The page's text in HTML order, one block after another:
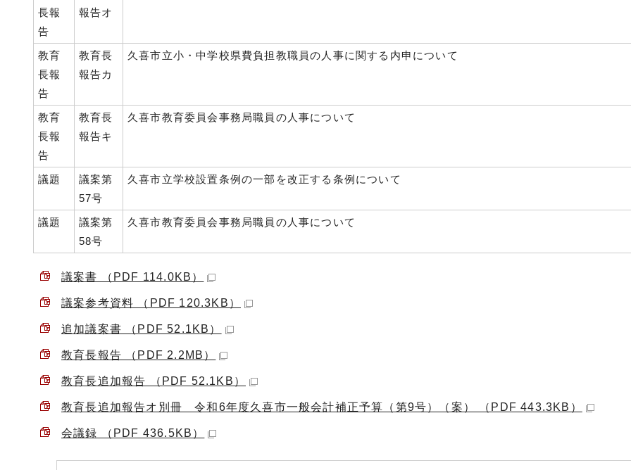
長報
告
報告オ
教育
長報
告
教育長
報告カ
久喜市立小・中学校県費負担教職員の人事に関する内申について
教育
長報
告
教育長
報告キ
久喜市教育委員会事務局職員の人事について
議題
議案第
57号
久喜市立学校設置条例の一部を改正する条例について
議題
議案第
58号
久喜市教育委員会事務局職員の人事について
議案書 （PDF 114.0KB）
議案参考資料 （PDF 120.3KB）
追加議案書 （PDF 52.1KB）
教育長報告 （PDF 2.2MB）
教育長追加報告 （PDF 52.1KB）
教育長追加報告オ別冊 令和6年度久喜市一般会計補正予算（第9号）（案） （PDF 443.3KB）
会議録 （PDF 436.5KB）